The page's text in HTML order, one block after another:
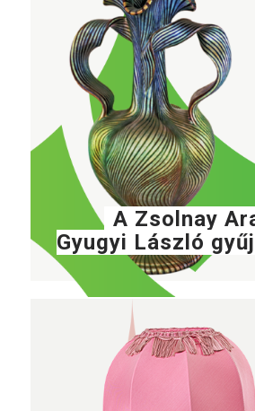
A Zsolnay
Gyugyi László